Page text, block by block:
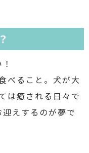
べること。犬が大
は癒される日々で
えするのが夢で